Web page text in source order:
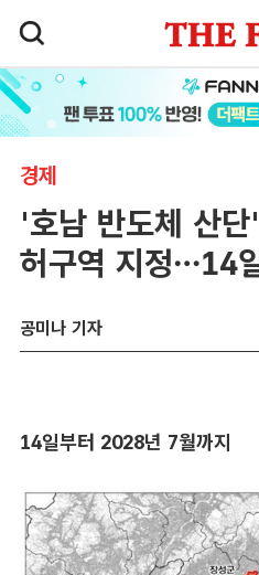
경제
'호남 반도체 산
허구역 지정…14
공미나 기자
14일부터 2028년 7월까지